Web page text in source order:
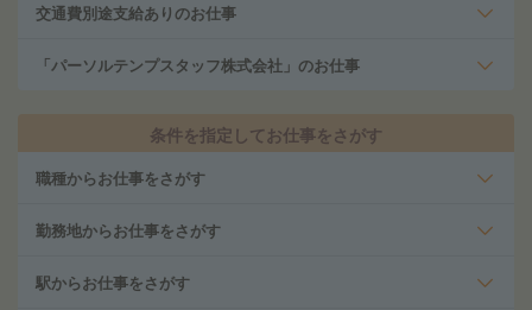
交通費別途支給ありのお仕事
「パーソルテンプスタッフ株式会社」のお仕事
条件を指定してお仕事をさがす
職種からお仕事をさがす
勤務地からお仕事をさがす
駅からお仕事をさがす